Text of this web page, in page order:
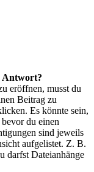
Antwort?
eröffnen, musst du
Beitrag zu
Es könnte sein,
du einen
sind jeweils
aufgelistet. Z. B.
darfst Dateianhänge